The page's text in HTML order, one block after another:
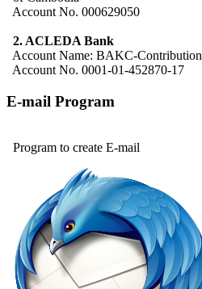
Account No. 000629050
2. ACLEDA Bank
Account Name: BAKC-Contribution
Account No. 0001-01-452870-17
E-mail Program
Program to create E-mail